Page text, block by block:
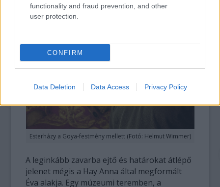
functionality and fraud prevention, and other
user protection.
CONFIRM
Data Deletion Data Access Privacy Policy
Esterházy a Goya-festmény mellett (Fotó: Helmut Wimmer)
A leginkább zavarba ejtő és határokat átlépő
jelenet mégis a Hay Anna által megformált
Éva alakja. Egy múzeumi teremben, a